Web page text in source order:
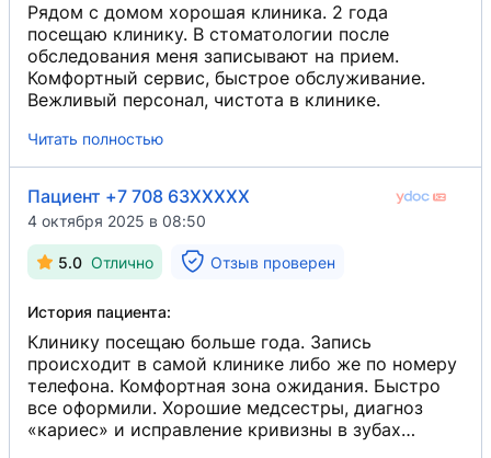
Рядом с домом хорошая клиника. 2 года
посещаю клинику. В стоматологии после
обследования меня записывают на прием.
Комфортный сервис, быстрое обслуживание.
Вежливый персонал, чистота в клинике.
Читать полностью
Пациент +7 708 63XXXXX
4 октября 2025 в 08:50
5.0 Отлично Отзыв проверен
История пациента:
Клинику посещаю больше года. Запись
происходит в самой клинике либо же по номеру
телефона. Комфортная зона ожидания. Быстро
все оформили. Хорошие медсестры, диагноз
«кариес» и исправление кривизны в зубах